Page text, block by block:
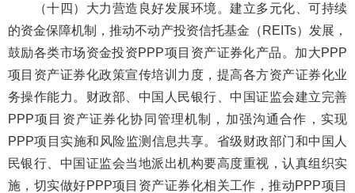
（十四）大力营造良好发展环境。建立多元化、可持续
的资金保障机制，推动不动产投资信托基金（REITs）发展，
鼓励各类市场资金投资PPP项目资产证券化产品。加大PPP
项目资产证券化政策宣传培训力度，提高各方资产证券化业
务操作能力。财政部、中国人民银行、中国证监会建立完善
PPP项目资产证券化协同管理机制，加强沟通合作，实现
PPP项目实施和风险监测信息共享。省级财政部门和中国人
民银行、中国证监会当地派出机构要高度重视，认真组织实
施，切实做好PPP项目资产证券化相关工作，推动PPP项目